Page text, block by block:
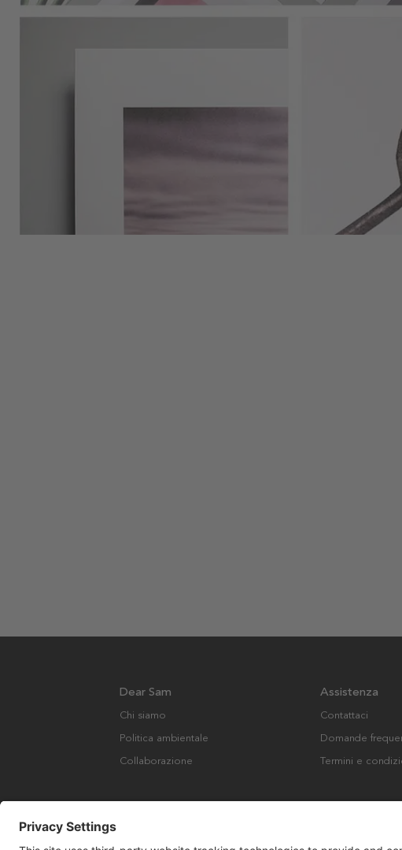
Dear Sam
Chi siamo
Politica ambientale
Collaborazione
Assistenza
Contattaci
Domande
Termini e